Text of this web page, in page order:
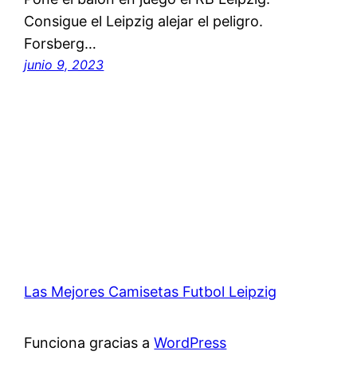
Consigue el Leipzig alejar el peligro.
Forsberg…
junio 9, 2023
Las Mejores Camisetas Futbol Leipzig
Funciona gracias aWordPress